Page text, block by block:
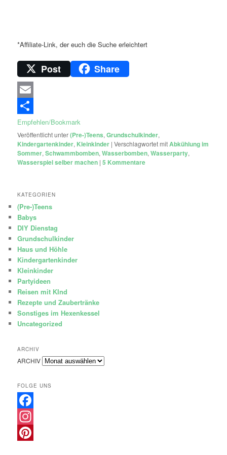
*Affiliate-Link, der euch die Suche erleichtert
Post Share
Email
Empfehlen/Bookmark
Veröffentlicht unter(Pre-)Teens,Grundschulkinder,
Kindergartenkinder, Kleinkinder |Verschlagwortet mitAbkühlung im
Sommer,Schwammbomben,Wasserbomben,Wasserparty,
Wasserspiel selber machen |5 Kommentare
KATEGORIEN
(Pre-)Teens
Babys
DIY Dienstag
Grundschulkinder
Haus und Höhle
Kindergartenkinder
Kleinkinder
Partyideen
Reisen mit KInd
Rezepte und Zaubertränke
Sonstiges im Hexenkessel
Uncategorized
ARCHIV
ARCHIV
FOLGE UNS
Facebook
Instagram